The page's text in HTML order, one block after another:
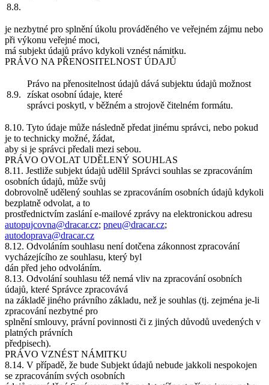
8.8.
je nezbytné pro splnění úkolu prováděného ve veřejném zájmu nebo
při výkonu veřejné moci,
má subjekt údajů právo kdykoli vznést námitku.
PRÁVO NA PŘENOSITELNOST ÚDAJŮ
8.9.
Právo na přenositelnost údajů dává subjektu údajů možnost
získat osobní údaje, které
správci poskytl, v běžném a strojově čitelném formátu.
8.10. Tyto údaje může následně předat jinému správci, nebo pokud
je to technicky možné, žádat,
aby si je správci předali mezi sebou.
PRÁVO OVOLAT UDĚLENÝ SOUHLAS
8.11. Jestliže subjekt údajů udělil Správci souhlas se zpracováním
osobních údajů, může svůj
dobrovolně udělený souhlas se zpracováním osobních údajů kdykoli
bezplatně odvolat, a to
prostřednictvím zaslání e-mailové zprávy na elektronickou adresu
autopujcovna@dracar.cz; pneu@dracar.cz;
autodoprava@dracar.cz
8.12. Odvoláním souhlasu není dotčena zákonnost zpracování
vycházejícího ze souhlasu, který byl
dán před jeho odvoláním.
8.13. Odvolání souhlasu též nemá vliv na zpracování osobních
údajů, které Správce zpracovává
na základě jiného právního základu, než je souhlas (tj. zejména je-li
zpracování nezbytné pro
splnění smlouvy, právní povinnosti či z jiných důvodů uvedených v
platných právních
předpisech).
PRÁVO VZNÉST NÁMITKU
8.14. V případě, že bude Subjekt údajů nebude jakkoli nespokojen
se zpracováním svých osobních